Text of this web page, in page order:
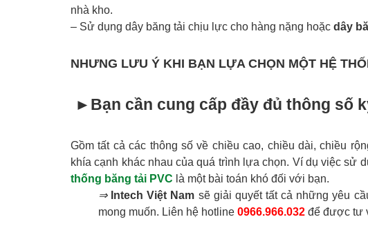
nhà kho.
– Sử dụng dây băng tải chịu lực cho hàng nặng hoặc dây
NHƯNG LƯU Ý KHI BẠN LỰA CHỌN MỘT HỆ
► Bạn cần cung cấp đầy đủ thông số
Gồm tất cả các thông số về chiều cao, chiều dài, chiều
khía cạnh khác nhau của quá trình lựa chọn. Ví dụ việc sử
thống băng tải PVC là một bài toán khó đối với bạn.
⇒Intech Việt Nam sẽ giải quyết tất cả những yêu
mong muốn. Liên hệ hotline 0966.966.032 để được tư